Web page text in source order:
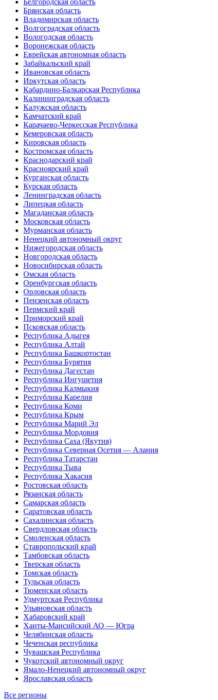
Брянская область
Владимирская область
Волгоградская область
Вологодская область
Воронежская область
Еврейская автономная область
Забайкальский край
Ивановская область
Иркутская область
Кабардино-Балкарская Республика
Калининградская область
Калужская область
Камчатский край
Карачаево-Черкесская Республика
Кемеровская область
Кировская область
Костромская область
Краснодарский край
Красноярский край
Курганская область
Курская область
Ленинградская область
Липецкая область
Магаданская область
Московская область
Мурманская область
Ненецкий автономный округ
Нижегородская область
Новгородская область
Новосибирская область
Омская область
Оренбургская область
Орловская область
Пензенская область
Пермский край
Приморский край
Псковская область
Республика Адыгея
Республика Алтай
Республика Башкортостан
Республика Бурятия
Республика Дагестан
Республика Ингушетия
Республика Калмыкия
Республика Карелия
Республика Коми
Республика Крым
Республика Марий Эл
Республика Мордовия
Республика Саха (Якутия)
Республика Северная Осетия — Алания
Республика Татарстан
Республика Тыва
Республика Хакасия
Ростовская область
Рязанская область
Самарская область
Саратовская область
Сахалинская область
Свердловская область
Смоленская область
Ставропольский край
Тамбовская область
Тверская область
Томская область
Тульская область
Тюменская область
Удмуртская Республика
Ульяновская область
Хабаровский край
Ханты-Мансийский АО — Югра
Челябинская область
Чеченская республика
Чувашская Республика
Чукотский автономный округ
Ямало-Ненецкий автономный округ
Ярославская область
Все регионы